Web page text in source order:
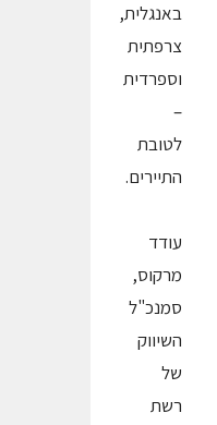
באנגלית,
צרפתית
וספרדית
–
לטובת
התיירים.
עודד
מרקוס,
סמנכ"ל
השיווק
של
רשת